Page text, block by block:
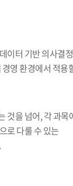
이터 기반 의사결
영 환경에서 적용
것을 넘어, 각 과목
로 다룰 수 있는